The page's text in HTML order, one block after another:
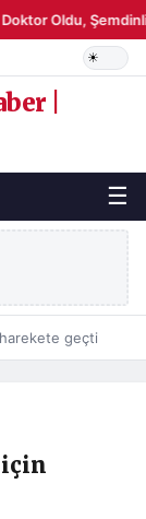
Oldu,
|
☰
geçti
için